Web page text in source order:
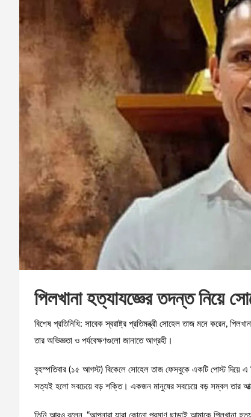
পিলখানা হত্যাযজ্ঞের তদন্ত নিয়ে
বিশেষ প্রতিনিধি: সাবেক স্বরাষ্ট্র প্রতিমন্ত্রী সোহেল তাজ মনে করেন,
তার অভিজ্ঞতা ও পর্যবেক্ষণগুলো জানাতে আগ্রহী।
বৃহস্পতিবার (১৫ আগস্ট) বিকেলে সোহেল তাজ ফেসবুকে একটি পোস্ট দিয়ে
সত্যই হলো সবচেয়ে বড় শক্তি। একজন মানুষের সবচেয়ে বড় সম্বল তার